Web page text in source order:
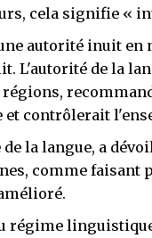
cela signifie «
autorité inuit en
L'autorité de la
contrôlerait
la langue, a
comme faisant
régime